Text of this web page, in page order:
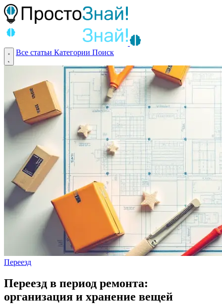
Все статьи Категории Поиск
Переезд
Переезд в период ремонта:
организация и хранение вещей